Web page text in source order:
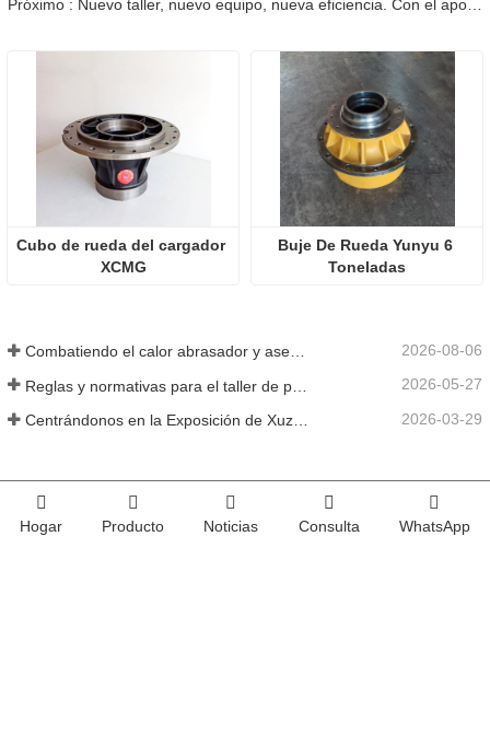
Cubo de rueda del cargador
XCMG
Buje De Rueda Yunyu 6
Toneladas
Combatiendo el calor abrasador y asegurando la entrega: la empresa completó con éxito la tarea de envío de accesorios para cargadoras 2026-08-06
2026-05-27
2026-03-29
Combatiendo el calor abrasador y asegurando la entrega: la empresa completó con éxito la tarea de envío de accesorios para cargadoras
Hogar Producto Noticias Consulta WhatsApp